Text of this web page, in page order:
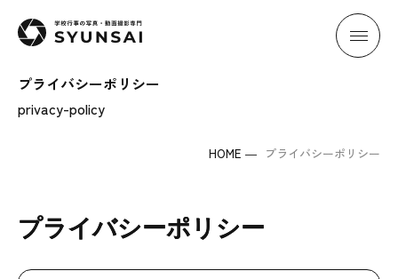
学校行事の写真・動画撮影専門
プライバシーポリシー
privacy-policy
HOME プライバシーポリシー
プライバシーポリシー